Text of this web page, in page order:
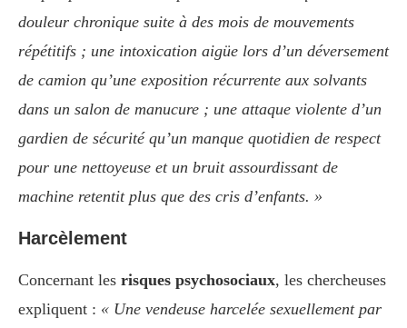
douleur chronique suite à des mois de mouvements
répétitifs ; une intoxication aigüe lors d’un déversement
de camion qu’une exposition récurrente aux solvants
dans un salon de manucure ; une attaque violente d’un
gardien de sécurité qu’un manque quotidien de respect
pour une nettoyeuse et un bruit assourdissant de
machine retentit plus que des cris d’enfants. »
Harcèlement
Concernant les risques psychosociaux, les chercheuses
expliquent : « Une vendeuse harcelée sexuellement par